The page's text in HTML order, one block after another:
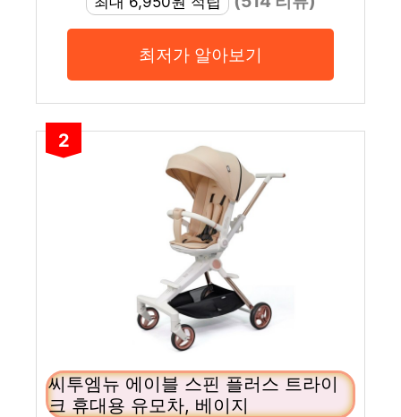
최저가 알아보기
2
씨투엠뉴 에이블 스핀 플러스 트라이
크 휴대용 유모차, 베이지